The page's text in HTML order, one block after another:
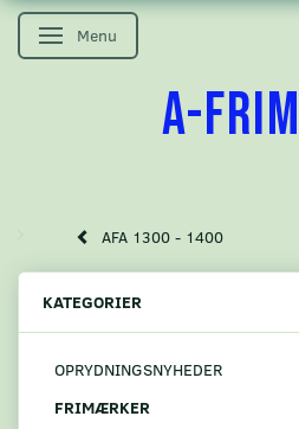
Skifte navigation
Menu
A-
AFA 1300 - 1400
KATEGORIER
OPRYDNINGSNYHEDER
FRIMÆRKER